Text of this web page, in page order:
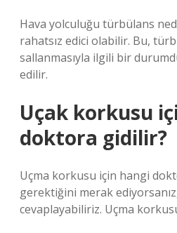
Hava yolculuğu türbülans
rahatsız edici olabilir. Bu,
sallanmasıyla ilgili bir
edilir.
Uçak korkusu
doktora gidilir?
Uçma korkusu için hangi
gerektiğini merak
cevaplayabiliriz. Uçma